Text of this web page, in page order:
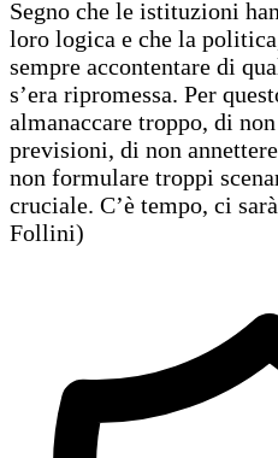
Segno che le istituzioni
loro logica e che la
sempre accontentare di
s’era ripromessa. Per
almanaccare troppo, di
previsioni, di non
non formulare troppi
cruciale. C’è tempo, ci
Follini)